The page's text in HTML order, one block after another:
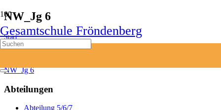
Gesamtschule Fröndenberg
NW_Jg 6
Start
Fördern & Fordern
NW_Jg 6
Abteilungen
Abteilung 5/6/7